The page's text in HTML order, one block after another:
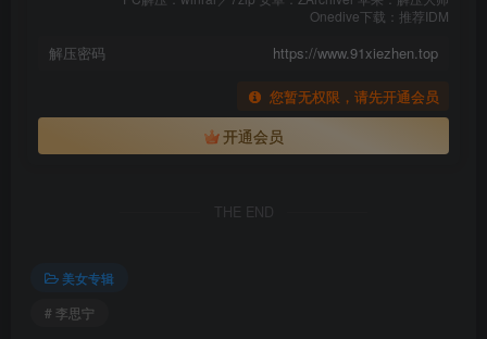
Onedive下载：推荐IDM
解压密码 https://www.91xiezhen.top
您暂无权限，请先开通会员
开通会员
THE END
美女专辑
# 李思宁